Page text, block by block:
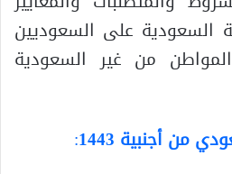
السعودية على السعوديين
من غير السعودية
من أجنبية 1443
: